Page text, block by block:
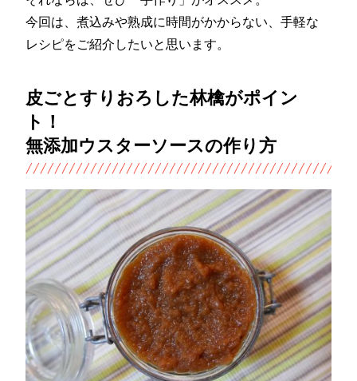
今回は、煮込みや熟成に時間がかからない、手軽な
レシピをご紹介したいと思います。
皮ごとすりおろした林檎がポイン
ト！
無添加ウスターソースの作り方